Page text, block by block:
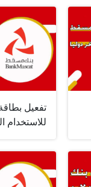
تفعيل
للاستخدام